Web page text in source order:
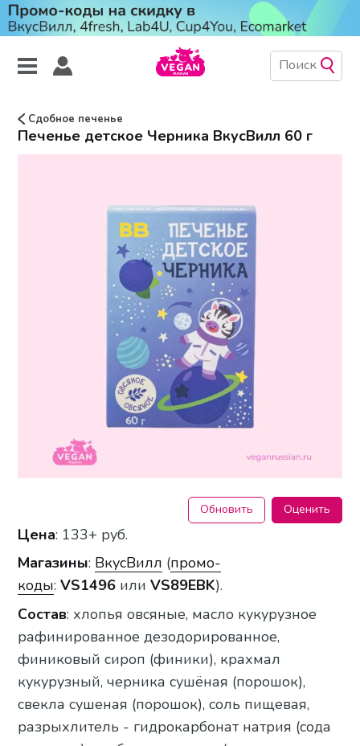
Сдобное печенье
Печенье детское Черника ВкусВилл 60 г
Обновить Оценить
Цена: 133+ руб.
Магазины: ВкусВилл (промо-
коды:VS1496 или VS89EBK).
Состав: хлопья овсяные, масло кукурузное
рафинированное дезодорированное,
финиковый сироп (финики), крахмал
кукурузный, черника сушёная (порошок),
свекла сушеная (порошок), соль пищевая,
разрыхлитель - гидрокарбонат натрия (сода